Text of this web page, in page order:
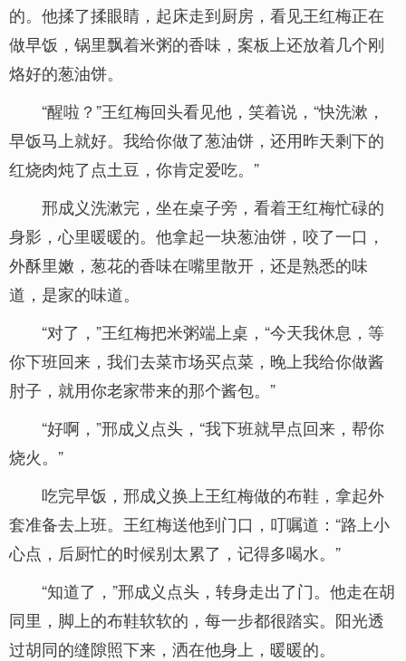
的。他揉了揉眼睛，起床走到厨房，看见王红梅正在
做早饭，锅里飘着米粥的香味，案板上还放着几个刚
烙好的葱油饼。
“醒啦？”王红梅回头看见他，笑着说，“快洗漱，
早饭马上就好。我给你做了葱油饼，还用昨天剩下的
红烧肉炖了点土豆，你肯定爱吃。”
邢成义洗漱完，坐在桌子旁，看着王红梅忙碌的
身影，心里暖暖的。他拿起一块葱油饼，咬了一口，
外酥里嫩，葱花的香味在嘴里散开，还是熟悉的味
道，是家的味道。
“对了，”王红梅把米粥端上桌，“今天我休息，等
你下班回来，我们去菜市场买点菜，晚上我给你做酱
肘子，就用你老家带来的那个酱包。”
“好啊，”邢成义点头，“我下班就早点回来，帮你
烧火。”
吃完早饭，邢成义换上王红梅做的布鞋，拿起外
套准备去上班。王红梅送他到门口，叮嘱道：“路上小
心点，后厨忙的时候别太累了，记得多喝水。”
“知道了，”邢成义点头，转身走出了门。他走在胡
同里，脚上的布鞋软软的，每一步都很踏实。阳光透
过胡同的缝隙照下来，洒在他身上，暖暖的。